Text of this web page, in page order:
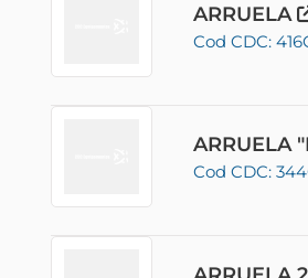
ARRUELA
Cod CDC: 416
ARRUELA
Cod CDC: 344